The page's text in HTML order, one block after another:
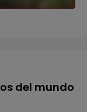
del mundo